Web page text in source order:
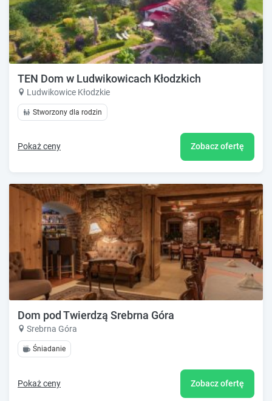
TEN Dom w Ludwikowicach Kłodzkich
Ludwikowice Kłodzkie
Stworzony dla rodzin
Pokaż ceny Zobacz ofertę
Dom pod Twierdzą Srebrna Góra
Srebrna Góra
Śniadanie
Pokaż ceny Zobacz ofertę